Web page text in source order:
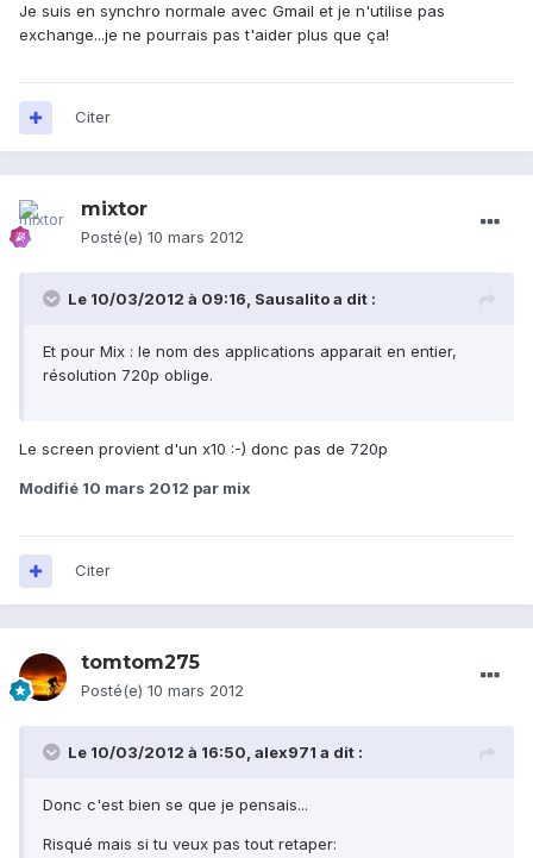
Je suis en synchro normale avec Gmail et je n'utilise pas
exchange...je ne pourrais pas t'aider plus que ça!
Citer
mixtor
Posté(e) 10 mars 2012
Le 10/03/2012 à 09:16, Sausalito a dit :
Et pour Mix : le nom des applications apparait en entier,
résolution 720p oblige.
Le screen provient d'un x10 :-) donc pas de 720p
Modifié 10 mars 2012 par mix
Citer
tomtom275
Posté(e) 10 mars 2012
Le 10/03/2012 à 16:50, alex971 a dit :
Donc c'est bien se que je pensais...
Risqué mais si tu veux pas tout retaper: